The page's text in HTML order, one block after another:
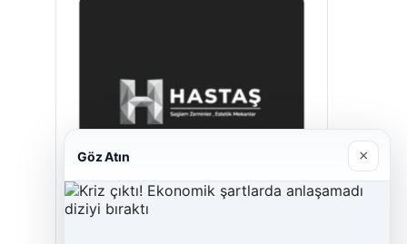
Göz Atın ×